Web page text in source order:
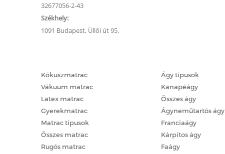
32677056-2-43
Székhely:
1091 Budapest, Üllői út 95.
Kókuszmatrac
Vákuum matrac
Latex matrac
Gyerekmatrac
Matrac típusok
Összes matrac
Rugós matrac
Ágy típusok
Kanapéágy
Összes ágy
Ágyneműtartós ágy
Franciaágy
Kárpitos ágy
Faágy